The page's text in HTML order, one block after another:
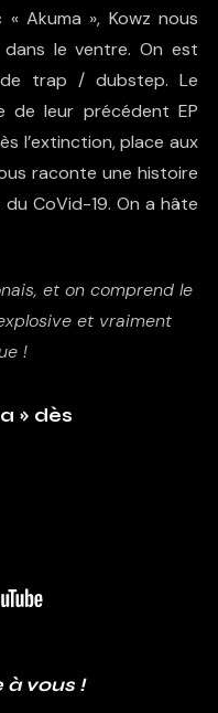
Akuma », Kowz nous
le ventre. On est
trap / dubstep. Le
de leur précédent EP
l’extinction, place aux
raconte une histoire
CoVid-19. On a hâte
et on comprend le
et vraiment
!
» dès
vous !